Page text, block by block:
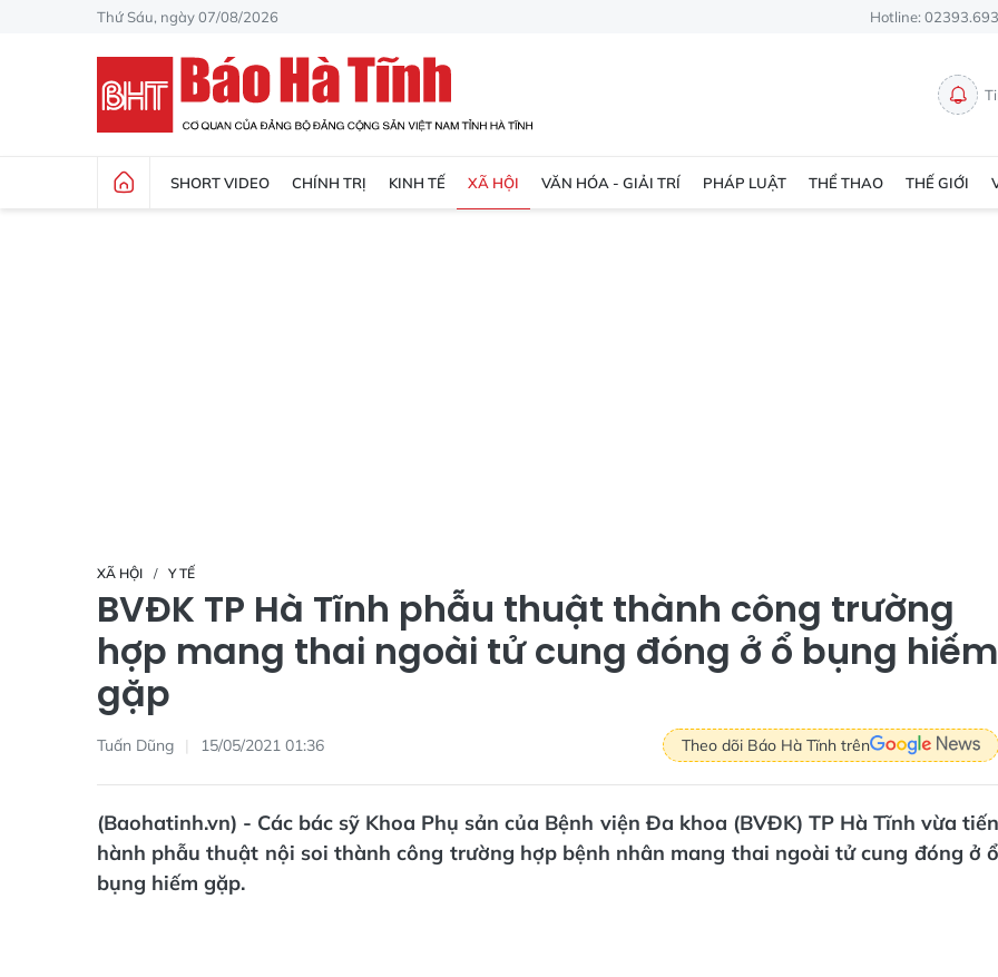
Thứ Sáu, ngày 07/08/2026 Hotline:
SHORT VIDEO CHÍNH TRỊ KINH TẾ XÃ HỘI VĂN HÓA - GIẢI TRÍ PHÁP LUẬT THỂ THAO THẾ GIỚI
XÃ HỘI Y TẾ
BVĐK TP Hà Tĩnh phẫu thuật thành công trường
hợp mang thai ngoài tử cung đóng ở ổ bụng hiếm
gặp
Tuấn Dũng 15/05/2021 01:36 Theo dõi Báo Hà Tĩnh trên
(Baohatinh.vn) - Các bác sỹ Khoa Phụ sản của Bệnh viện Đa khoa (BVĐK) TP Hà Tĩnh vừa tiến
hành phẫu thuật nội soi thành công trường hợp bệnh nhân mang thai ngoài tử cung đóng ở ổ
bụng hiếm gặp.